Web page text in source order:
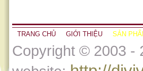
TRANG CHỦ GIỚI THIỆU SẢN
Copyright © 2003 -